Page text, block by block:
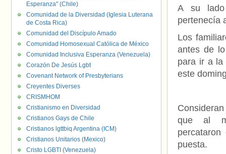
A su lado
pertenecía
Los
antes de
para ir a la
este
que al
puesta.
Esperanza" (Chile)
Comunidad de la Diversidad (Iglesia Luterana
de Costa Rica)
Comunidad del Discípulo Amado
Comunidad Homosexual Católica de México
Comunidad Inclusiva Esperanza (Venezuela)
Corazón De Jesús Lgbt
Covenant Network of Presbyterians
Creyentes Diverses
CRISMHOM
Cristianismo en Diversidad
Cristianos Gays de Chile
Cristianos lgttbiq Argentina (ICM)
Cristianos Unitarios (Mexico)
Cristo LGBTI (Venezuela)